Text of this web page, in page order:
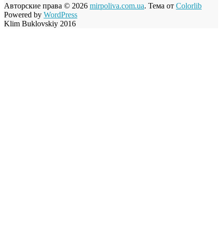
Авторские права © 2026 mirpoliva.com.ua. Тема от Colorlib
Powered by WordPress
Klim Buklovskiy 2016